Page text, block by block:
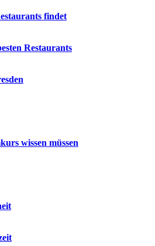
findet
Restaurants
wissen müssen